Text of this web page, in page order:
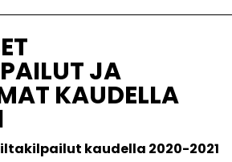
JA
KAUDELLA
kaudella 2020-2021